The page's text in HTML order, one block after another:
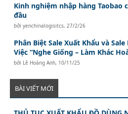
Kinh nghiệm nhập hàng
đầu
bởiyenchinalogisitcs, 27/2/26
Phân Biệt Sale Xuất Khẩu và
Việc “Nghe Giống – Làm Khác
bởi Lê Hoàng Anh, 10/11/25
BÀI VIẾT MỚI